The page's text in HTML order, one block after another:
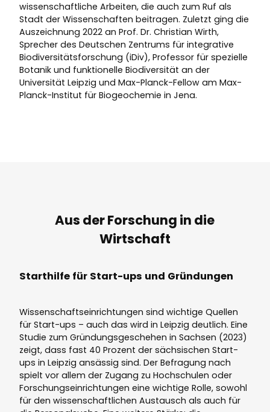
wissenschaftliche Arbeiten, die auch zum Ruf als
Stadt der Wissenschaften beitragen. Zuletzt ging die
Auszeichnung 2022 an Prof. Dr. Christian Wirth,
Sprecher des Deutschen Zentrums für integrative
Biodiversitätsforschung (iDiv), Professor für spezielle
Botanik und funktionelle Biodiversität an der
Universität Leipzig und Max-Planck-Fellow am Max-
Planck-Institut für Biogeochemie in Jena.
Aus der Forschung in die
Wirtschaft
Starthilfe für Start-ups und Gründungen
Wissenschaftseinrichtungen sind wichtige Quellen
für Start-ups – auch das wird in Leipzig deutlich. Eine
Studie zum Gründungsgeschehen in Sachsen (2023)
zeigt, dass fast 40 Prozent der sächsischen Start-
ups in Leipzig ansässig sind. Der Befragung nach
spielt vor allem der Zugang zu Hochschulen oder
Forschungseinrichtungen eine wichtige Rolle, sowohl
für den wissenschaftlichen Austausch als auch für